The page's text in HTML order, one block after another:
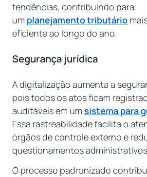
tendências, contribuindo para
um planejamento tributário
eficiente ao longo do ano.
Segurança jurídica
A digitalização aumenta a
pois todos os atos ficam
auditáveis em um sistema para
Essa rastreabilidade facilita o
órgãos de controle externo e
questionamentos
O processo padronizado